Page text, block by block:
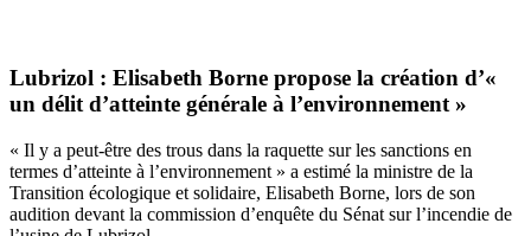
Lubrizol : Elisabeth Borne propose la création d’«
un délit d’atteinte générale à l’environnement »
« Il y a peut-être des trous dans la raquette sur les sanctions en
termes d’atteinte à l’environnement » a estimé la ministre de la
Transition écologique et solidaire, Elisabeth Borne, lors de son
audition devant la commission d’enquête du Sénat sur l’incendie de